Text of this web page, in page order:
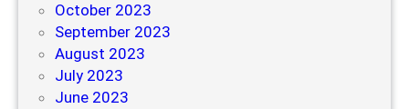
October 2023
September 2023
August 2023
July 2023
June 2023